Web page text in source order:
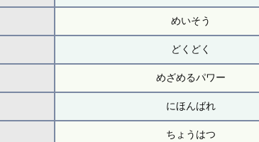
めいそう
どくどく
めざめるパワー
にほんばれ
ちょうはつ